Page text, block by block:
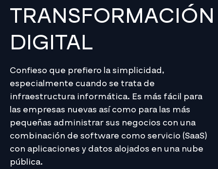
TRANSFORMACIÓN
DIGITAL
Confieso que prefiero la simplicidad,
especialmente cuando se trata de
infraestructura informática. Es más fácil para
las empresas nuevas así como para las más
pequeñas administrar sus negocios con una
combinación de software como servicio (SaaS)
con aplicaciones y datos alojados en una nube
pública.